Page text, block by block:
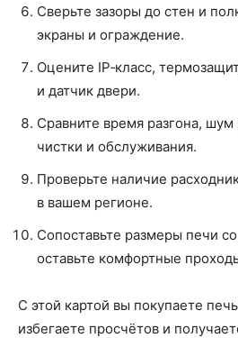
Сверьте зазоры до стен и
экраны и ограждение.
Оцените IP‑класс,
и датчик двери.
Сравните время разгона, шум
чистки и обслуживания.
Проверьте наличие
в вашем регионе.
Сопоставьте размеры печи
оставьте комфортные
С этой картой вы покупаете
избегаете просчётов и